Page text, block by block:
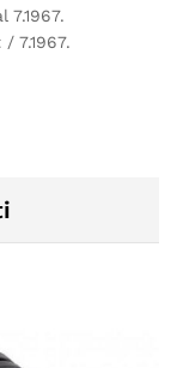
7.1967.
7.1967.